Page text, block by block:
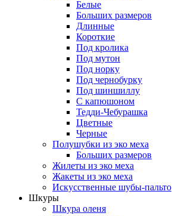
Белые
Больших размеров
Длинные
Короткие
Под кролика
Под мутон
Под норку
Под чернобурку
Под шиншиллу
С капюшоном
Тедди-Чебурашка
Цветные
Черные
Полушубки из эко меха
Больших размеров
Жилеты из эко меха
Жакеты из эко меха
Искусственные шубы-пальто
Шкуры
Шкура оленя